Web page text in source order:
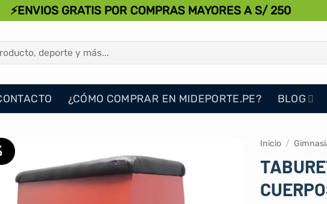
⚡ENVIOS GRATIS POR COMPRAS MAYORES A S/ 250
¿CÓMO COMPRAR EN MIDEPORTE.PE? BLOG
Inicio /